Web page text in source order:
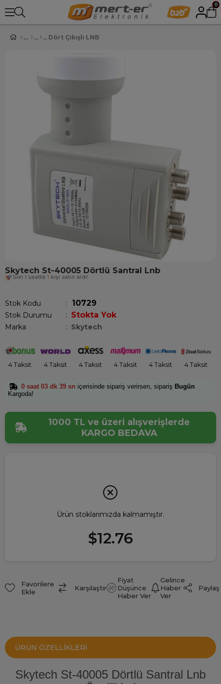
0
Dört Çıkışlı LNB
Skytech St-40005 Dörtlü Santral Lnb
Son 1 saatte 1 kişi satın aldı!
Stok Kodu 10729
Stok Durumu : Stokta Yok
Marka : Skytech
4 Taksit 4 Taksit 4 Taksit 4 Taksit 4 Taksit 4 Taksit
0 saat 03 dk 39 sn içerisinde sipariş verirsen, sipariş Bugün
Kargoda!
1000 TL ve üzeri alışverişlerde
KARGO BEDAVA
Ürün stoklarımızda kalmamıştır.
$12.76
Favorilere
Ekle
Karşılaştır
Fiyat
Düşünce
Haber Ver
Gelince
Haber
Ver
Paylaş
ÜRÜN ÖZELLIKLERI
Skytech St-40005 Dörtlü Santral Lnb